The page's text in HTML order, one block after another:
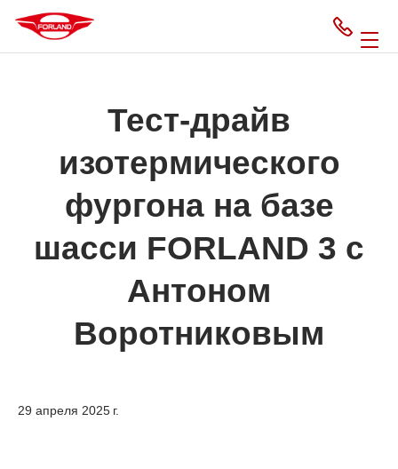
Тест-драйв
изотермического
фургона на базе
шасси FORLAND 3 с
Антоном
Воротниковым
29 апреля 2025 г.